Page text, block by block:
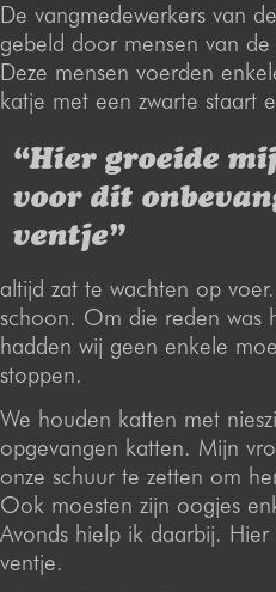
De vangmedewerkers van
gebeld door mensen van
Deze mensen voerden
katje met een zwarte staart
“Hier groeide
voor dit
ventje”
altijd zat te wachten op
schoon. Om die reden was
hadden wij geen enkele
stoppen.
We houden katten met
opgevangen katten. Mijn
onze schuur te zetten om
Ook moesten zijn oogjes
Avonds hielp ik daarbij.
ventje.